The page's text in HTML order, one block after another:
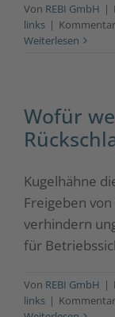
Von REBI GmbH |
links |
Weiterlesen
Wofür
Kugelhähne
Freigeben
verhindern
für
Von REBI GmbH |
links |